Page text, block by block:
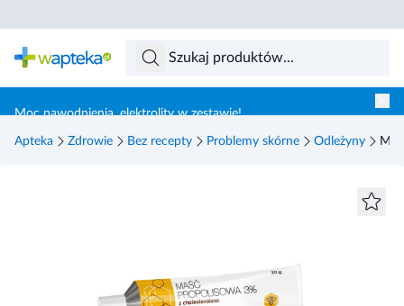
Moc nawodnienia, elektrolity w zestawie!
Apteka Zdrowie Bez recepty Problemy skórne Odleżyny